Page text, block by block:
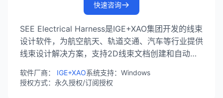
快速咨询
SEE Electrical Harness是IGE+XAO集团开发的线束
设计软件，为航空航天、轨道交通、汽车等行业提供
线束设计解决方案，支持2D线束文档创建和自动敷
软件厂商： IGE+XAO系统支持：Windows
授权方式：永久授权/订阅授权